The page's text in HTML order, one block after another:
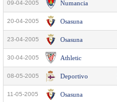
09-04-2005 Numancia
20-04-2005 Osasuna
23-04-2005 Osasuna
30-04-2005 Athletic
08-05-2005 Deportivo
11-05-2005 Osasuna